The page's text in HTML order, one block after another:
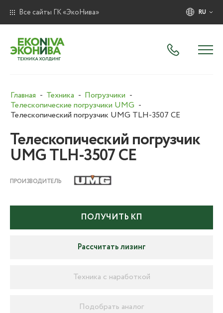
Все сайты ГК «ЭкоНива» RU
Главная Техника
Погрузчики
Телескопические погрузчики UMG
Телескопический погрузчик UMG TLH-3507 CE
Телескопический погрузчик
UMG TLH-3507 CE
ПРОИЗВОДИТЕЛЬ
ПОЛУЧИТЬ КП
Рассчитать лизинг
Техника с наработкой
Подобрать аналог